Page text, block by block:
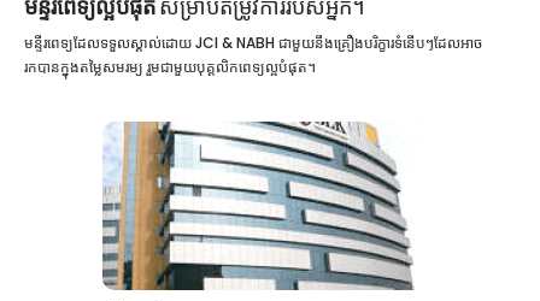
មន្ទីរពេទ្យល្អបំផុតសម្រាប់តម្រូវការរបស់អ្នក។
មន្ទីរពេទ្យដែលទទួលស្គាល់ដោយ JCI & NABH ជាមួយនឹងគ្រឿងបរិក្ខារទំនើបៗដែលអាច
រកបានក្នុងតម្លៃសមរម្យ រួមជាមួយបុគ្គលិកពេទ្យល្អបំផុត។